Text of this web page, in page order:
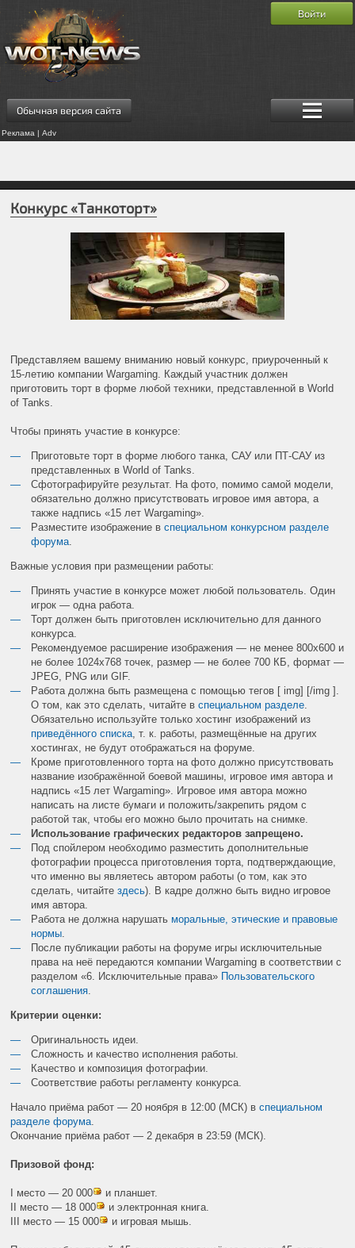
Обычная версия сайта
Реклама | Adv
Войти
Конкурс «Танкоторт»
Представляем вашему вниманию новый конкурс, приуроченный к
15-летию компании Wargaming. Каждый участник должен
приготовить торт в форме любой техники, представленной в World
of Tanks.
Чтобы принять участие в конкурсе:
Приготовьте торт в форме любого танка, САУ или ПТ-САУ из
представленных в World of Tanks.
Сфотографируйте результат. На фото, помимо самой модели,
обязательно должно присутствовать игровое имя автора, а
также надпись «15 лет Wargaming».
Разместите изображение вспециальном конкурсном разделе
форума
Важные условия при размещении работы:
Принять участие в конкурсе может любой пользователь. Один
игрок — одна работа.
Торт должен быть приготовлен исключительно для данного
конкурса.
Рекомендуемое расширение изображения — не менее 800х600 и
не более 1024х768 точек, размер — не более 700 КБ, формат —
JPEG, PNG или GIF.
Работа должна быть размещена с помощью тегов [ img] [/img ].
О том, как это сделать, читайте вспециальном разделе
Обязательно используйте только хостинг изображений из
приведённого списка , т. к. работы, размещённые на других
хостингах, не будут отображаться на форуме.
Кроме приготовленного торта на фото должно присутствовать
название изображённой боевой машины, игровое имя автора и
надпись «15 лет Wargaming». Игровое имя автора можно
написать на листе бумаги и положить/закрепить рядом с
работой так, чтобы его можно было прочитать на снимке.
Использование графических редакторов запрещено.
Под спойлером необходимо разместить дополнительные
фотографии процесса приготовления торта, подтверждающие,
что именно вы являетесь автором работы (о том, как это
сделать, читайтездесь). В кадре должно быть видно игровое
имя автора.
Работа не должна нарушать моральные, этические и правовые
нормы
После публикации работы на форуме игры исключительные
права на неё передаются компании Wargaming в соответствии с
разделом «6. Исключительные права» Пользовательского
соглашения
Критерии оценки:
Оригинальность идеи.
Сложность и качество исполнения работы.
Качество и композиция фотографии.
Соответствие работы регламенту конкурса.
Начало приёма работ — 20 ноября в 12:00 (МСК) вспециальном
разделе форума
Окончание приёма работ — 2 декабря в 23:59 (МСК).
Призовой фонд:
I место — 20 000
и планшет.
II место — 18 000
и электронная книга.
III место — 15 000
и игровая мышь.